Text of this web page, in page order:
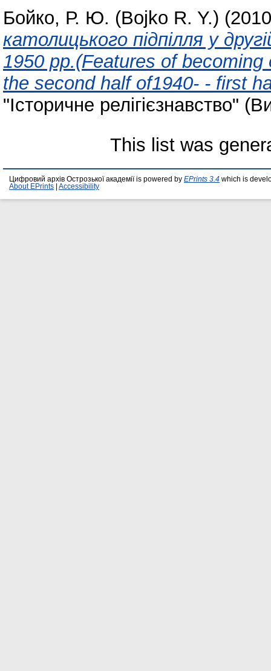
Бойко, Р. Ю. (Bojko R. Y.)
католицького підпілля у
1950 рр.(Features of
the second half of1940- - first
"Історичне релігієзнавство"
This list was
Цифровий архів Острозької академії is powered by EPrints 3.4 which is
About EPrints
Accessibility